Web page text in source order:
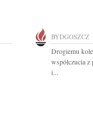
BYDGOSZCZ
Drogiemu
współczucia
i...